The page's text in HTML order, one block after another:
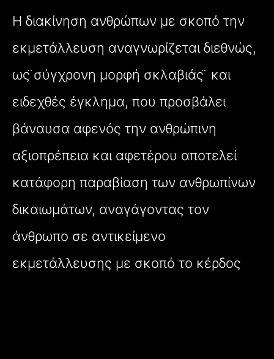
Η διακίνηση ανθρώπων με σκοπό την
εκμετάλλευση αναγνωρίζεται διεθνώς,
ως ̈σύγχρονη μορφή σκλαβιάς ̈ και
ειδεχθές έγκλημα, που προσβάλει
βάναυσα αφενός την ανθρώπινη
αξιοπρέπεια και αφετέρου αποτελεί
κατάφορη παραβίαση των ανθρωπίνων
δικαιωμάτων, αναγάγοντας τον
άνθρωπο σε αντικείμενο
εκμετάλλευσης με σκοπό το κέρδος